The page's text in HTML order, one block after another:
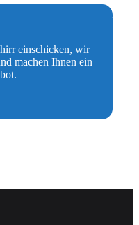
einschicken, wir
machen Ihnen ein